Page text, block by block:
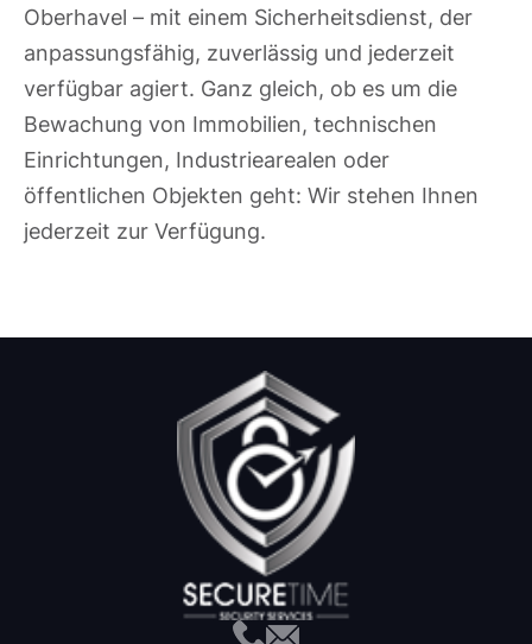
Oberhavel – mit einem Sicherheitsdienst, der
anpassungsfähig, zuverlässig und jederzeit
verfügbar agiert. Ganz gleich, ob es um die
Bewachung von Immobilien, technischen
Einrichtungen, Industriearealen oder
öffentlichen Objekten geht: Wir stehen Ihnen
jederzeit zur Verfügung.